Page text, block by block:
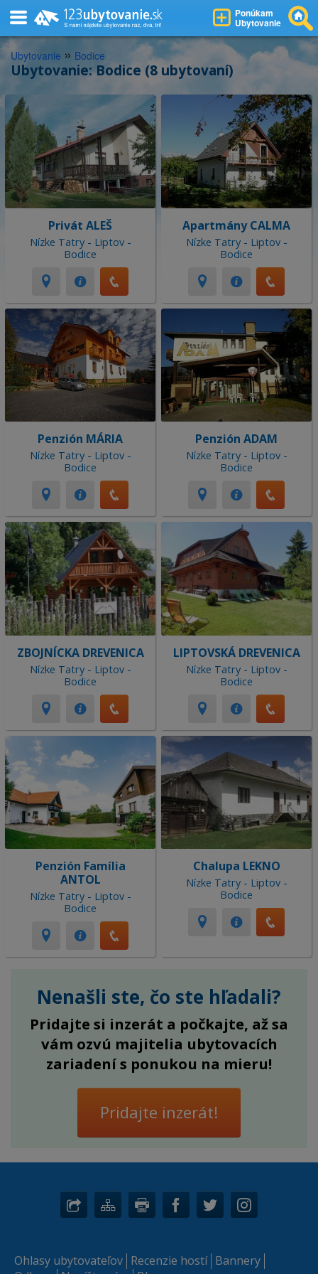
Ponúkam
Ubytovanie
Ubytovanie » Bodice
Ubytovanie: Bodice (8 ubytovaní)
Privát ALEŠ
Nízke Tatry - Liptov -
Bodice
Apartmány CALMA
Nízke Tatry - Liptov -
Bodice
Penzión MÁRIA
Nízke Tatry - Liptov -
Bodice
Penzión ADAM
Nízke Tatry - Liptov -
Bodice
ZBOJNÍCKA DREVENICA
Nízke Tatry - Liptov -
Bodice
LIPTOVSKÁ DREVENICA
Nízke Tatry - Liptov -
Bodice
Penzión Família
ANTOL
Nízke Tatry - Liptov -
Bodice
Chalupa LEKNO
Nízke Tatry - Liptov -
Bodice
Nenašli ste, čo ste hľadali?
Pridajte si inzerát a počkajte, až sa
vám ozvú majitelia ubytovacích
zariadení s ponukou na mieru!
Pridajte inzerát!
Ohlasy ubytovateľov Recenzie hostí Bannery